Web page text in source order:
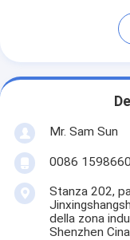
Mr. Sam Sun
0086
Stanza 202,
della zona
Shenzhen